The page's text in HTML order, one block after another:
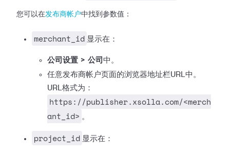
您可以在发布商帐户中找到参数值：
merchant_id 显示在：
公司设置 > 公司 中。
任意发布商帐户页面的浏览器地址栏URL中。
URL格式为：
https://publisher.xsolla.com/<merch
ant_id> 。
project_id 显示在：